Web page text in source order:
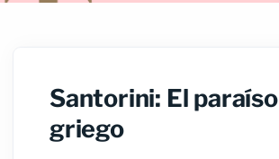
Santorini: El paraíso
griego